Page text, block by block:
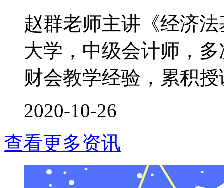
赵群老师主讲《经济
大学，中级会计师，
财会教学经验，累积
2020-10-26
查看更多资讯